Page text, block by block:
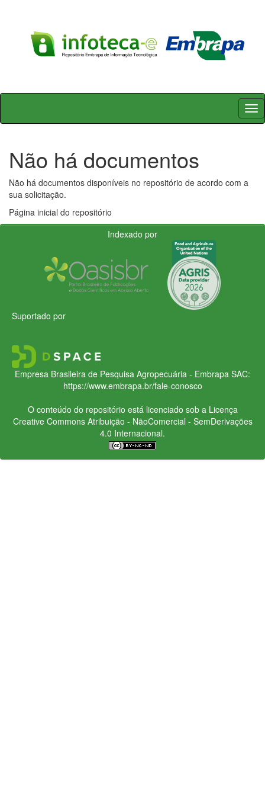
Skip
Não há documentos
Não há documentos disponíveis no repositório de acordo com a
sua solicitação.
Página inicial do repositório
Indexado por
Suportado por
Empresa Brasileira de Pesquisa Agropecuária - Embrapa SAC:
https://www.embrapa.br/fale-conosco
O conteúdo do repositório está licenciado sob a Licença
Creative CommonsAtribuição - NãoComercial - SemDerivações
4.0 Internacional.